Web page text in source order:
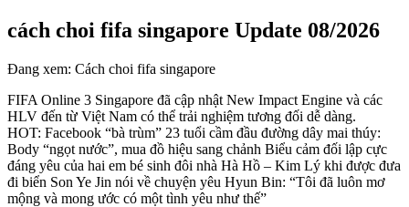
cách choi fifa singapore Update 08/2026
Đang xem: Cách choi fifa singapore
​FIFA Online 3 Singapore đã cập nhật New Impact Engine và các
HLV đến từ Việt Nam có thể trải nghiệm tương đối dễ dàng.
HOT: Facebook “bà trùm” 23 tuổi cầm đầu đường dây mai thúy:
Body “ngọt nước”, mua đồ hiệu sang chảnh Biểu cảm đối lập cực
đáng yêu của hai em bé sinh đôi nhà Hà Hồ – Kim Lý khi được đưa
đi biển Son Ye Jin nói về chuyện yêu Hyun Bin: “Tôi đã luôn mơ
mộng và mong ước có một tình yêu như thế”